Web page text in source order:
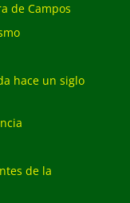
de Campos
hace un siglo
de la